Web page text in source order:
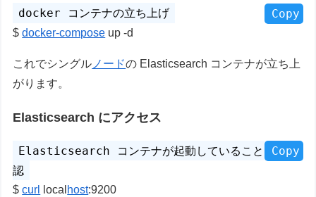
Copy
docker-compose up -d
これでシングル ノードの Elasticsearch コンテナが立ち上
がります。
Elasticsearch にアクセス
Copy
curl local host:9200